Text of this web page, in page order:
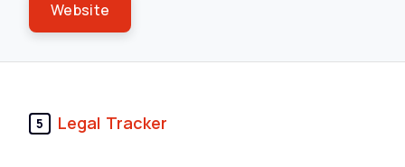
Website
5 Legal Tracker